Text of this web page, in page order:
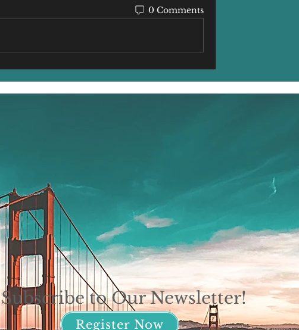
0 Comments
Subscribe to Our Newsletter!
Register Now